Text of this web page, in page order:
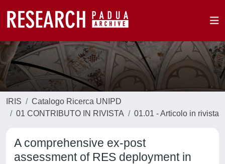
IRIS
Catalogo Ricerca UNIPD
01 CONTRIBUTO IN RIVISTA
01.01 - Articolo in rivista
A comprehensive ex-post
assessment of RES deployment in